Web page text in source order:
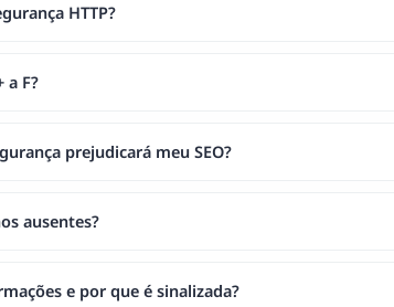
HTTP?
a F?
prejudicará meu SEO?
ausentes?
e por que é sinalizada?